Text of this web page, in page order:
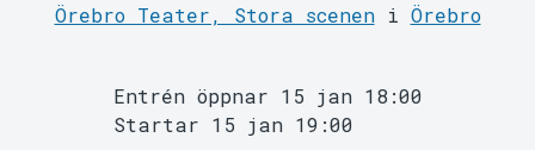
Örebro Teater, Stora sceneni Örebro
Entrén öppnar 15 jan 18:00
Startar 15 jan 19:00